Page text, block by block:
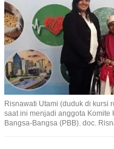
Risnawati Utami (duduk di kursi
saat ini menjadi anggota Komite
Bangsa-Bangsa (PBB). doc.